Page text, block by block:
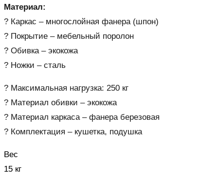
Материал:
? Каркас – многослойная фанера (шпон)
? Покрытие – мебельный поролон
? Обивка – экокожа
? Ножки – сталь
? Максимальная нагрузка: 250 кг
? Материал обивки – экокожа
? Материал каркаса – фанера березовая
? Комплектация – кушетка, подушка
Вес
15 кг